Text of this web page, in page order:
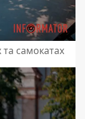
та самокатах